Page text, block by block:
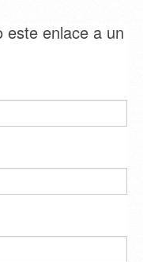
este enlace a un